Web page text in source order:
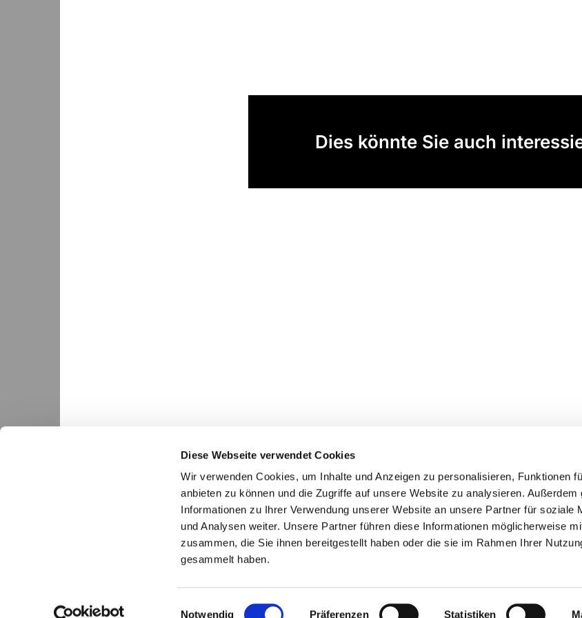
Diese Webseite verwendet Cookies
Wir verwenden Cookies, um Inhalte und Anzeigen zu personalisieren, Funktionen
anbieten zu können und die Zugriffe auf unsere Website zu analysieren. Außerdem
Informationen zu Ihrer Verwendung unserer Website an unsere Partner für soziale
und Analysen weiter. Unsere Partner führen diese Informationen möglicherweise
zusammen, die Sie ihnen bereitgestellt haben oder die sie im Rahmen Ihrer
gesammelt haben.
Notwendig Präferenzen Statistiken
Dies könnte Sie auch
Ev.-luth. Gesamtkirchengemeinde Diepholz · Lange Str. 28, 49356 Diepholz
Kontaktinformationen
Impressum Datenschutz